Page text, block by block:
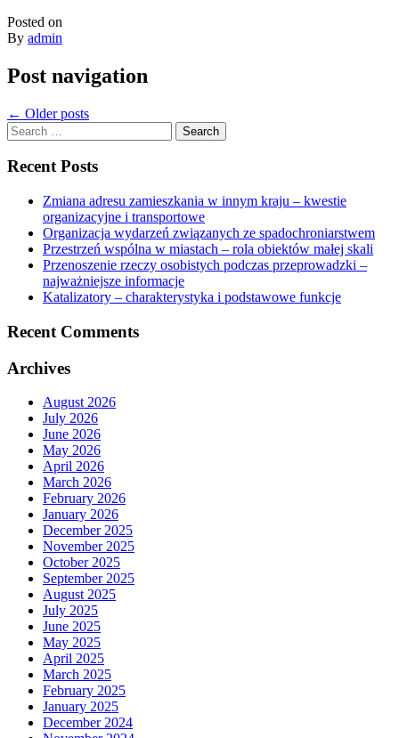
Posted on
By admin
Post navigation
← Older posts
Search
for:
Recent Posts
Zmiana adresu zamieszkania w innym kraju – kwestie
organizacyjne i transportowe
Organizacja wydarzeń związanych ze spadochroniarstwem
Przestrzeń wspólna w miastach – rola obiektów małej skali
Przenoszenie rzeczy osobistych podczas przeprowadzki –
najważniejsze informacje
Katalizatory – charakterystyka i podstawowe funkcje
Recent Comments
Archives
August 2026
July 2026
June 2026
May 2026
April 2026
March 2026
February 2026
January 2026
December 2025
November 2025
October 2025
September 2025
August 2025
July 2025
June 2025
May 2025
April 2025
March 2025
February 2025
January 2025
December 2024